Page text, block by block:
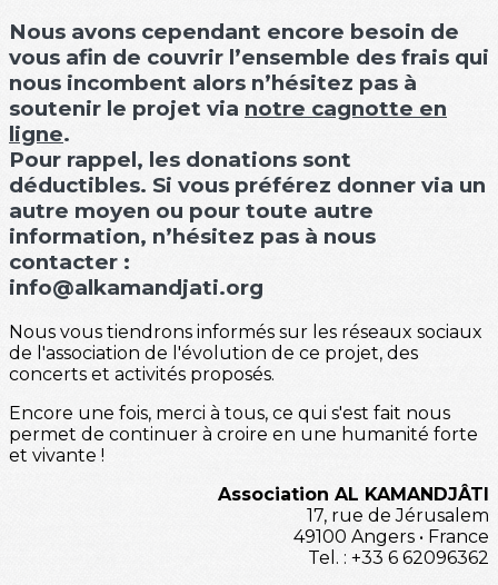
Nous avons cependant encore besoin de
vous afin de couvrir l’ensemble des frais qui
nous incombent alors n’hésitez pas à
soutenir le projet via notre cagnotte en
ligne.
Pour rappel, les donations sont
déductibles. Si vous préférez donner via un
autre moyen ou pour toute autre
information, n’hésitez pas à nous
contacter :
info@alkamandjati.org
Nous vous tiendrons informés sur les réseaux sociaux
de l'association de l'évolution de ce projet, des
concerts et activités proposés.
Encore une fois, merci à tous, ce qui s'est fait nous
permet de continuer à croire en une humanité forte
et vivante !
Association AL KAMANDJÂTI
17, rue de Jérusalem
49100 Angers • France
Tel. : +33 6 62096362